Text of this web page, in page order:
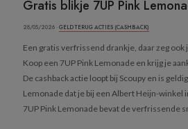
Gratis blikje 7UP Pink
28/05/2026 ·GELD TERUG ACTIES (CASHBACK)
Een gratis verfrissend drankje, daar zeg ook
Koop een 7UP Pink Lemonade en krijg je
De cashback actie loopt bij Scoupy en is
Lemonade dat je bij een Albert Heijn-winkel
7UP Pink Lemonade bevat de verfrissende